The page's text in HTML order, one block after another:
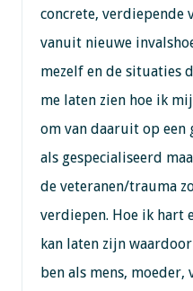
concrete, verdiepende
vanuit nieuwe
mezelf en de situaties
me laten zien hoe ik
om van daaruit op een
als gespecialiseerd
de veteranen/trauma
verdiepen. Hoe ik hart
kan laten zijn
ben als mens,